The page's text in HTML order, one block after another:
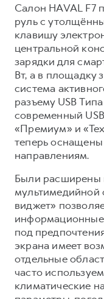
Салон HAVAL F7
руль с
клавишу
центральной
зарядки для
Вт, а в площадку
система
разъему USB
современный
«Премиум» и
теперь
направлениям.
Были расширены
виджет»
информационные
под
экрана имеет
отдельные
часто
климатические